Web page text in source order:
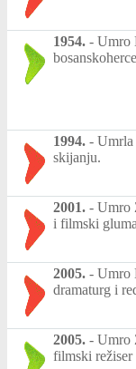
1954. - Umro
1994. - Umrla
skijanju.
2001. - Umro
i filmski
2005. - Umro
dramaturg i
2005. - Umro
filmski režiser